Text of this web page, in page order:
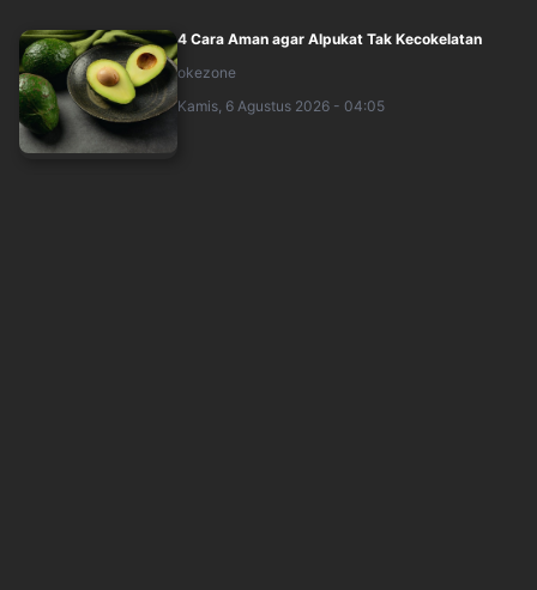
4 Cara Aman agar Alpukat Tak Kecokelatan
okezone
Kamis, 6 Agustus 2026 - 04:05